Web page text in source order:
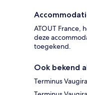
ATOUT France,
deze
toegekend.
Ook bekend
Terminus